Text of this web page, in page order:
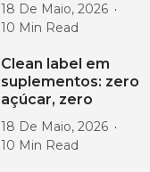
18 De Maio, 2026
10 Min Read
Clean label em
suplementos: zero
açúcar, zero
18 De Maio, 2026
10 Min Read